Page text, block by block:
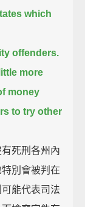
which
offenders.
more
money
to try other
死刑各州內
別會被判在
能代表司法